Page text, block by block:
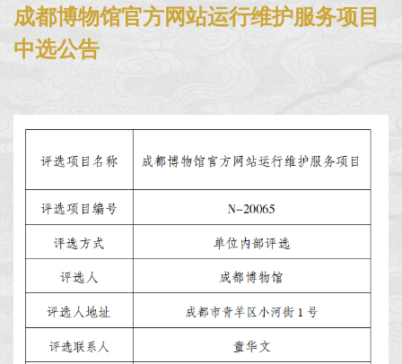
成都博物馆官方网站运行维护服务项目
中选公告